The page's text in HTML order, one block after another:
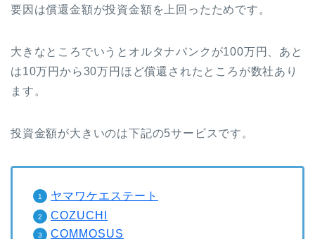
要因は償還金額が投資金額を上回ったためです。
大きなところでいうとオルタナバンクが100万円、あと
は10万円から30万円ほど償還されたところが数社あり
ます。
投資金額が大きいのは下記の5サービスです。
ヤマワケエステート
COZUCHI
COMMOSUS